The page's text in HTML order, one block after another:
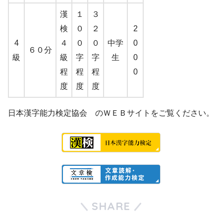
4
級
６０分
漢
検
４
級
程
度
１
０
０
字
程
度
３
２
０
字
程
度
中学
生
2
0
0
0
日本漢字能力検定協会 のＷＥＢサイトをご覧ください。
SHARE